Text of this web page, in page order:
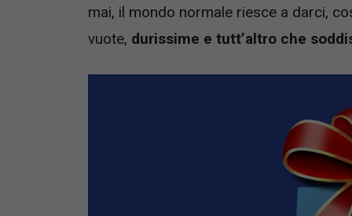
mai, il mondo normale riesce a darci,
vuote, durissime e tutt’altro che